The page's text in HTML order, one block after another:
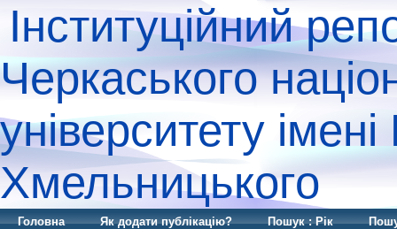
Інституційний
Черкаського
університету
Хмельницького
Головна Як додати публікацію? Пошук : Рік